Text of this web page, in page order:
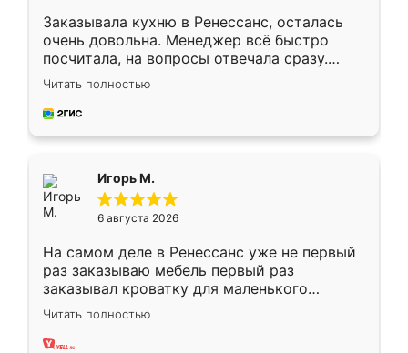
Заказывала кухню в Ренессанс, осталась
очень довольна. Менеджер всё быстро
посчитала, на вопросы отвечала сразу.
Замерщик приехал в субботу, подошёл к
делу со всей ответственностью. Собрали
за день, ребята работали аккуратно, даже
Читать полностью
Игорь М.
6 августа 2026
На самом деле в Ренессанс уже не первый
раз заказываю мебель первый раз
заказывал кроватку для маленького
ребёнка при его рождении ,во второй раз
заказал шкаф-купе. По качеству очень
хорошее сборка достаточно быстрая,
Читать полностью